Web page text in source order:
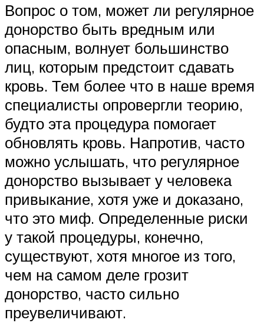
Вопрос о том, может ли регулярное
донорство быть вредным или
опасным, волнует большинство
лиц, которым предстоит сдавать
кровь. Тем более что в наше время
специалисты опровергли теорию,
будто эта процедура помогает
обновлять кровь. Напротив, часто
можно услышать, что регулярное
донорство вызывает у человека
привыкание, хотя уже и доказано,
что это миф. Определенные риски
у такой процедуры, конечно,
существуют, хотя многое из того,
чем на самом деле грозит
донорство, часто сильно
преувеличивают.